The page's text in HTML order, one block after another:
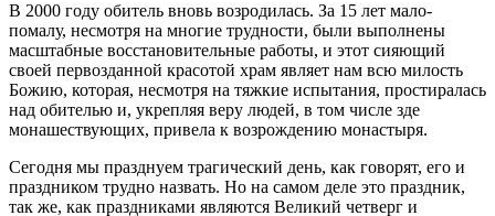
В 2000 году обитель вновь возродилась. За 15 лет мало-
помалу, несмотря на многие трудности, были выполнены
масштабные восстановительные работы, и этот сияющий
своей первозданной красотой храм являет нам всю милость
Божию, которая, несмотря на тяжкие испытания, простиралась
над обителью и, укрепляя веру людей, в том числе зде
монашествующих, привела к возрождению монастыря.
Сегодня мы празднуем трагический день, как говорят, его и
праздником трудно назвать. Но на самом деле это праздник,
так же, как праздниками являются Великий четверг и